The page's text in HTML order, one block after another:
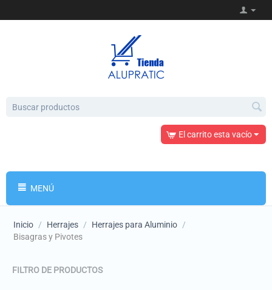
El carrito esta vacío
MENÚ
Inicio / Herrajes / Herrajes para Aluminio /
Bisagras y Pivotes
FILTRO DE PRODUCTOS